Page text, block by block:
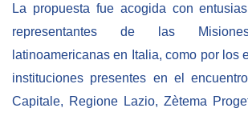
La propuesta fue acogida con
representantes de las
latinoamericanas en Italia, como por los
instituciones presentes en el
Capitale, Regione Lazio, Zètema